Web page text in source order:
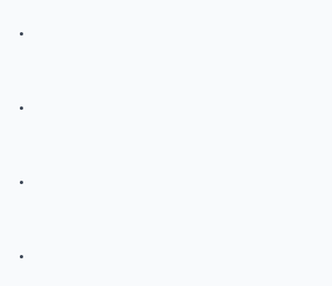
.
.
.
.